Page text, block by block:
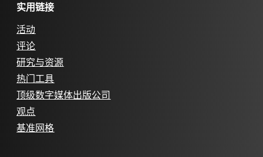
实用链接
活动
评论
研究与资源
热门工具
顶级数字媒体出版公司
观点
基准网格